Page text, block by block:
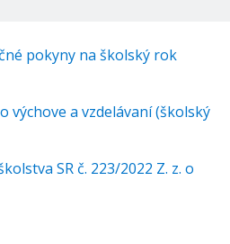
pokyny na školský rok
výchove a vzdelávaní (školský
SR č. 223/2022 Z. z. o